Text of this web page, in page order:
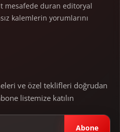
mesafede duran editoryal
kalemlerin yorumlarını
ve özel teklifleri doğrudan
listemize katılın
Abone